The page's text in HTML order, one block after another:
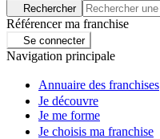
Rechercher
Référencer ma franchise
Se connecter
Navigation principale
Annuaire des franchises
Je découvre
Je me forme
Je choisis ma franchise